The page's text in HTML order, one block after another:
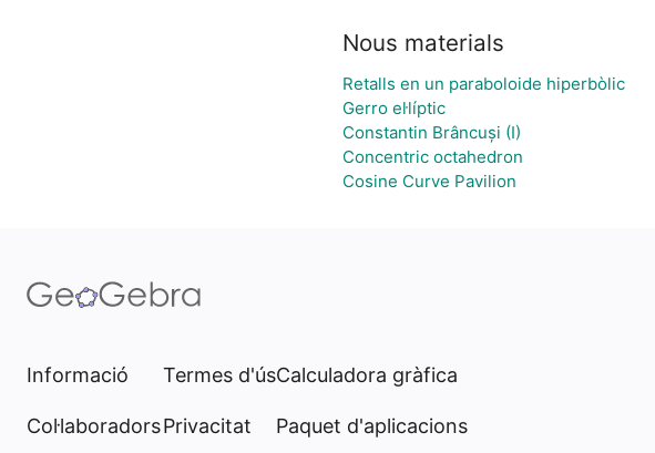
Nous materials
Retalls en un paraboloide hiperbòlic
Gerro el·líptic
Constantin Brâncuși (I)
Concentric octahedron
Cosine Curve Pavilion
Informació
Col·laboradors
Termes d'ús
Privacitat
Calculadora gràfica
Paquet d'aplicacions